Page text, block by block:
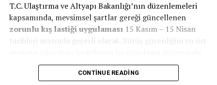
trafik güvenliğini sürekli geliştirme çalışmalarını
ispatlıyor. Volvo Trucks, sadece koruma sağlamakla
kalmayıp aynı zamanda güvenlik risklerini öngörmek ve
kazaları azaltmak için yeni güvenlik sistemleri
Euro NCAP hakkında
T.C. Ulaştırma ve Altyapı Bakanlığı’nın düzenlemeleri
kapsamında, mevsimsel şartlar gereği güncellenen
zorunlu kış lastiği uygulaması15 Kasım – 15 Nisan
tarihleri arasında geçerli olacak. Sürüş güvenliğini en üst
doğru lastik seçimi hem can güvenliği hem de araç
performansı açısından kritik önem taşıyor.
CONTINUE READING